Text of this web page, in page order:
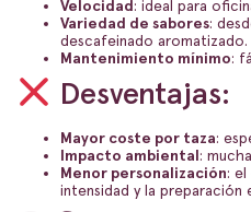
Velocidad: ideal para
Variedad de sabores:
descafeinado aromatizado.
Mantenimiento mínimo:
Desventajas:
Mayor coste por taza:
Impacto ambiental:
Menor personalización:
intensidad y la preparación